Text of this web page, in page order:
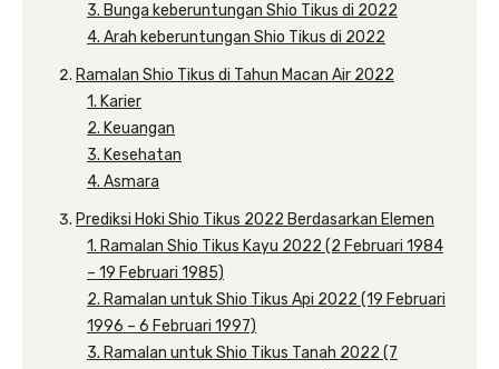
3. Bunga keberuntungan Shio Tikus di 2022
4. Arah keberuntungan Shio Tikus di 2022
Ramalan Shio Tikus di Tahun Macan Air 2022
1. Karier
2. Keuangan
3. Kesehatan
4. Asmara
Prediksi Hoki Shio Tikus 2022 Berdasarkan Elemen
1. Ramalan Shio Tikus Kayu 2022 (2 Februari 1984
– 19 Februari 1985)
2. Ramalan untuk Shio Tikus Api 2022 (19 Februari
1996 – 6 Februari 1997)
3. Ramalan untuk Shio Tikus Tanah 2022 (7